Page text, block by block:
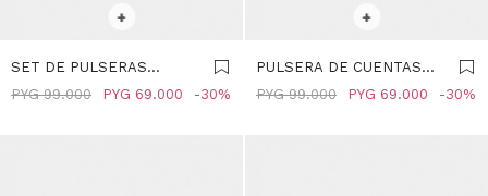
+
SET DE PULSERAS
ELÁSTICAS CON
PYG 69.000
PYG 99.000 30
+
PULSERA DE CUENTAS
CON COLGANTE -
PYG 69.000
PYG 99.000 30